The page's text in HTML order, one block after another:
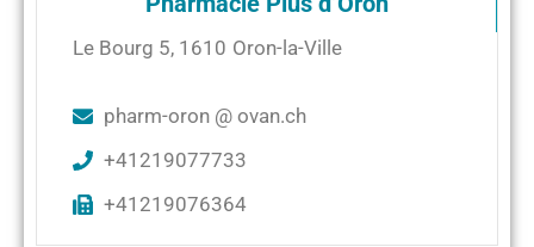
Le Bourg 5, 1610 Oron-la-Ville
pharm-oron @ ovan.ch
+41219077733
+41219076364